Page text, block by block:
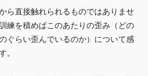
ら直接触れられるものではありませ
練を積めばこのあたりの歪み（どの
ぐらい歪んでいるのか）について感
。